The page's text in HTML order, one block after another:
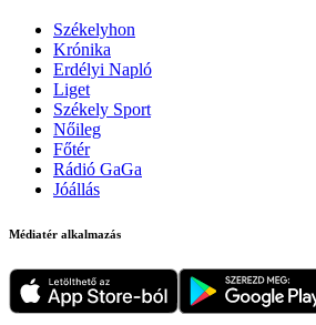
Székelyhon
Krónika
Erdélyi Napló
Liget
Székely Sport
Nőileg
Főtér
Rádió GaGa
Jóállás
Médiatér alkalmazás